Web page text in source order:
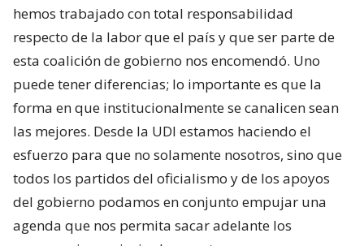
hemos trabajado con total responsabilidad
respecto de la labor que el país y que ser parte de
esta coalición de gobierno nos encomendó. Uno
puede tener diferencias; lo importante es que la
forma en que institucionalmente se canalicen sean
las mejores. Desde la UDI estamos haciendo el
esfuerzo para que no solamente nosotros, sino que
todos los partidos del oficialismo y de los apoyos
del gobierno podamos en conjunto empujar una
agenda que nos permita sacar adelante los